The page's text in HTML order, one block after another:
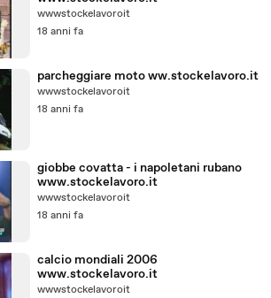
wwwstockelavoroit
18 anni fa
parcheggiare moto ww.stockelavoro.it
wwwstockelavoroit
18 anni fa
giobbe covatta - i napoletani rubano
www.stockelavoro.it
wwwstockelavoroit
18 anni fa
calcio mondiali 2006
www.stockelavoro.it
wwwstockelavoroit